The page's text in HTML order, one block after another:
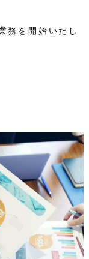
務を開始いたし